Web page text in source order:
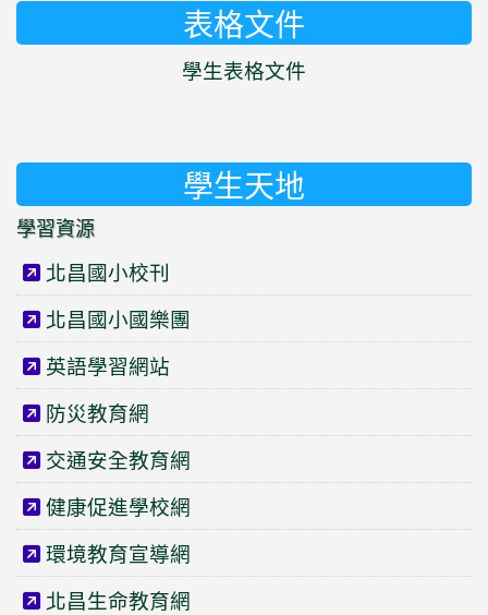
表格文件
學生表格文件
學生天地
學習資源
北昌國小校刊
北昌國小國樂團
英語學習網站
防災教育網
交通安全教育網
健康促進學校網
環境教育宣導網
北昌生命教育網